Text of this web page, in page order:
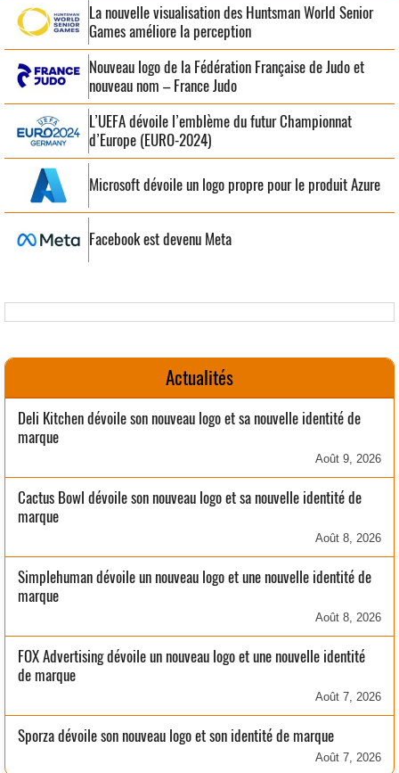
La nouvelle visualisation des Huntsman World Senior
Games améliore la perception
Nouveau logo de la Fédération Française de Judo et
nouveau nom – France Judo
L’UEFA dévoile l’emblème du futur Championnat
d’Europe (EURO-2024)
Microsoft dévoile un logo propre pour le produit Azure
Facebook est devenu Meta
Actualités
Deli Kitchen dévoile son nouveau logo et sa nouvelle identité de
marque
Août 9, 2026
Cactus Bowl dévoile son nouveau logo et sa nouvelle identité de
marque
Août 8, 2026
Simplehuman dévoile un nouveau logo et une nouvelle identité de
marque
Août 8, 2026
FOX Advertising dévoile un nouveau logo et une nouvelle identité
de marque
Août 7, 2026
Sporza dévoile son nouveau logo et son identité de marque
Août 7, 2026